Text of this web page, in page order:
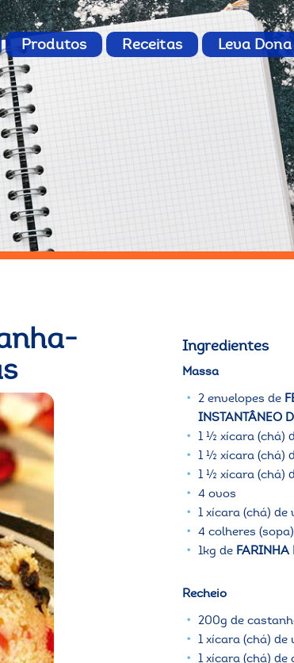
Produtos Receitas Leva
Ingredientes
Massa
2 envelopes de
INSTANTÂNEO
1 ½ xícara (chá)
1 ½ xícara (chá)
1 ½ xícara (chá)
4 ovos
1 xícara (chá)
4 colheres
1kg de FARINHA
Recheio
200g de
1 xícara (chá)
1 xícara (chá)